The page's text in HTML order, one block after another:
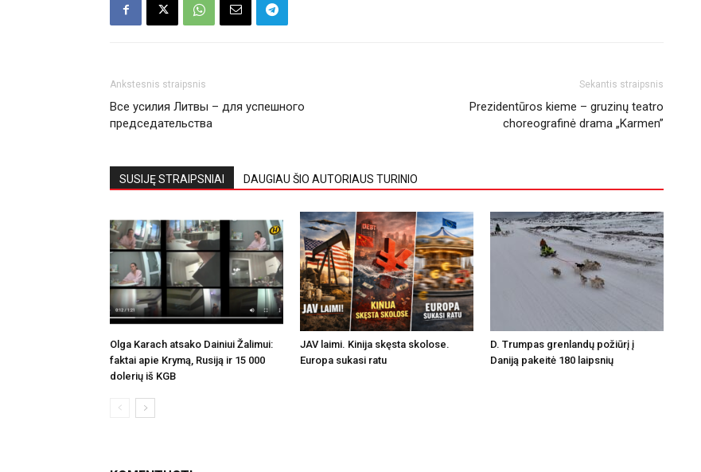
Ankstesnis straipsnis
Все усилия Литвы – для успешного
председательства
Sekantis straipsnis
Prezidentūros kieme – gruzinų teatro
choreografinė drama „Karmen”
SUSIJĘ STRAIPSNIAI DAUGIAU ŠIO AUTORIAUS TURINIO
Olga Karach atsako Dainiui Žalimui:
faktai apie Krymą, Rusiją ir 15 000
dolerių iš KGB
JAV laimi. Kinija skęsta skolose.
Europa sukasi ratu
D. Trumpas grenlandų požiūrį į
Daniją pakeitė 180 laipsnių